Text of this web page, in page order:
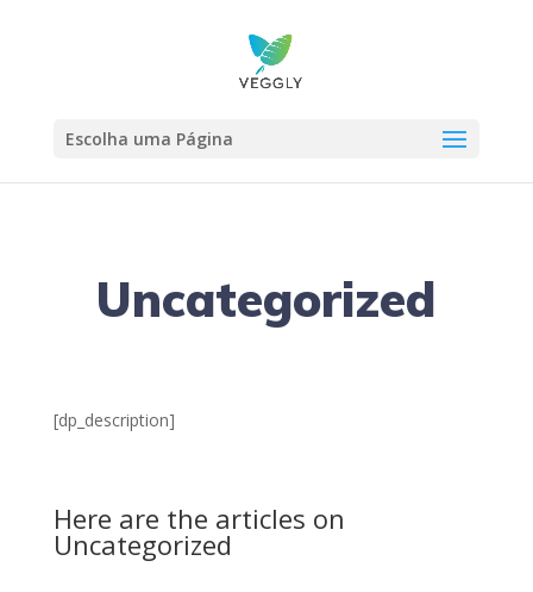
Escolha uma Página
Uncategorized
[dp_description]
Here are the articles on
Uncategorized